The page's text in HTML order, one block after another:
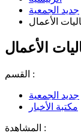
جديد الجمعية
الأعمال
الأعمال
القسم :
جديد الجمعية
مكتبة الأخبار
المشاهدة :